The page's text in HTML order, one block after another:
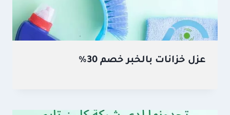
عزل خزانات بالخبر خصم 30%